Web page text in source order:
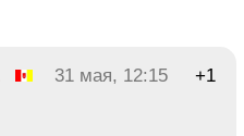
31 мая, 12:15 +1